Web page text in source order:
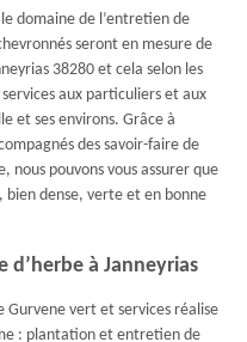
domaine de l’entretien de
seront en mesure de
38280 et cela selon les
aux particuliers et aux
et ses environs. Grâce à
des savoir-faire de
nous pouvons vous assurer que
bien dense, verte et en bonne
d’herbe à Janneyrias
Gurvene vert et services réalise
: plantation et entretien de